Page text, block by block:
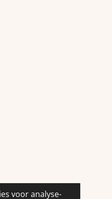
voor analyse-